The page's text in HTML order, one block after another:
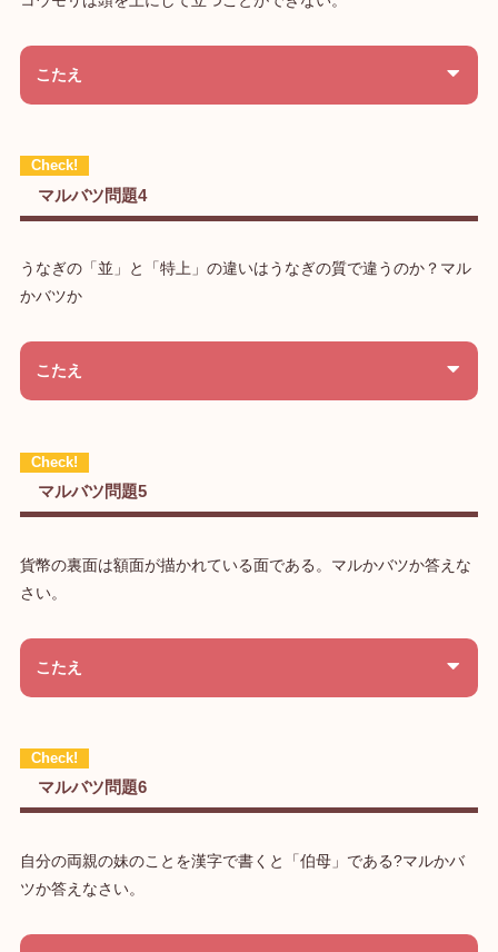
こたえ
マルバツ問題4
うなぎの「並」と「特上」の違いはうなぎの質で違うのか？マル
かバツか
こたえ
マルバツ問題5
貨幣の裏面は額面が描かれている面である。マルかバツか答えな
さい。
こたえ
マルバツ問題6
自分の両親の妹のことを漢字で書くと「伯母」である?マルかバ
ツか答えなさい。